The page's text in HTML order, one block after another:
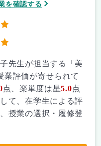
を確認する
先生が担当する「美
業評価が寄せられて
点、楽単度は星5.0点
て、在学生による評
授業の選択・履修登